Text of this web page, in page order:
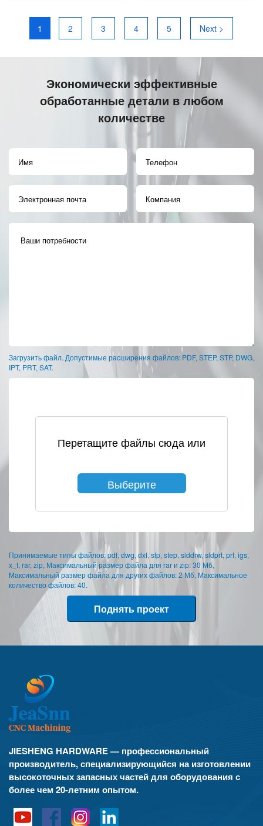
1 2 3 4 5 Next >
Экономически эффективные
обработанные детали в любом
количестве
Загрузить файл. Допустимые расширения файлов: PDF, STEP, STP, DWG,
IPT, PRT, SAT.
Перетащите файлы сюда или
Выберите
Принимаемые типы файлов: pdf, dwg, dxf, stp, step, slddrw, sldprt, prt, igs,
x_t, rar, zip, Максимальный размер файла для rar и zip: 30 Мб,
Максимальный размер файла для других файлов: 2 Мб, Максимальное
количество файлов: 40.
Поднять проект
JIESHENG HARDWARE — профессиональный
производитель, специализирующийся на изготовлении
высокоточных запасных частей для оборудования с
более чем 20-летним опытом.